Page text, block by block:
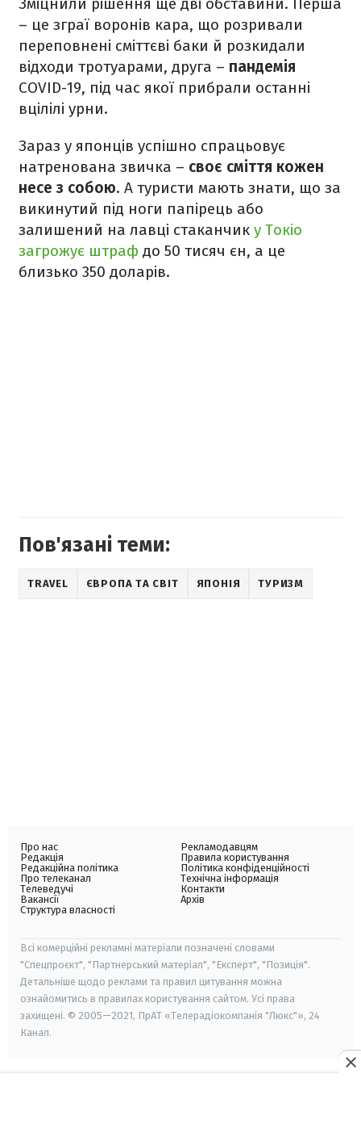
Зміцнили рішення ще дві обставини. Перша
– це зграї воронів кара, що розривали
переповнені сміттєві баки й розкидали
відходи тротуарами, друга – пандемія
COVID-19, під час якої прибрали останні
вцілілі урни.
Зараз у японців успішно спрацьовує
натренована звичка – своє сміття кожен
несе з собою. А туристи мають знати, що за
викинутий під ноги папірець або
залишений на лавці стаканчик у Токіо
загрожує штраф до 50 тисяч єн, а це
близько 350 доларів.
Пов'язані теми:
TRAVEL ЄВРОПА ТА СВІТ ЯПОНІЯ ТУРИЗМ
Про нас
Редакція
Редакційна політика
Про телеканал
Телеведучі
Вакансії
Структура власності
Рекламодавцям
Правила користування
Політика конфіденційності
Технічна інформація
Контакти
Архів
Всі комерційні рекламні матеріали позначені словами
"Спецпроєкт", "Партнерський матеріал", "Експерт", "Позиція".
Детальніше щодо реклами та правил цитування можна
ознайомитись в правилах користування сайтом. Усі права
захищені. © 2005—2021, ПрАТ «Телерадіокомпанія "Люкс"», 24
Канал.